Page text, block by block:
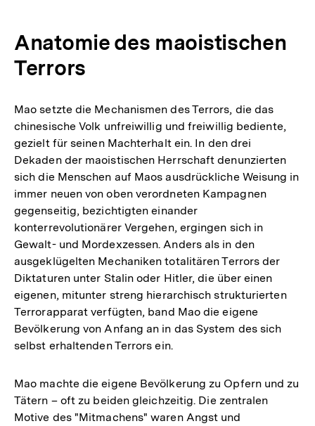
Anatomie des maoistischen
Terrors
Mao setzte die Mechanismen des Terrors, die das
chinesische Volk unfreiwillig und freiwillig bediente,
gezielt für seinen Machterhalt ein. In den drei
Dekaden der maoistischen Herrschaft denunzierten
sich die Menschen auf Maos ausdrückliche Weisung in
immer neuen von oben verordneten Kampagnen
gegenseitig, bezichtigten einander
konterrevolutionärer Vergehen, ergingen sich in
Gewalt- und Mordexzessen. Anders als in den
ausgeklügelten Mechaniken totalitären Terrors der
Diktaturen unter Stalin oder Hitler, die über einen
eigenen, mitunter streng hierarchisch strukturierten
Terrorapparat verfügten, band Mao die eigene
Bevölkerung von Anfang an in das System des sich
selbst erhaltenden Terrors ein.
Mao machte die eigene Bevölkerung zu Opfern und zu
Tätern – oft zu beiden gleichzeitig. Die zentralen
Motive des "Mitmachens" waren Angst und